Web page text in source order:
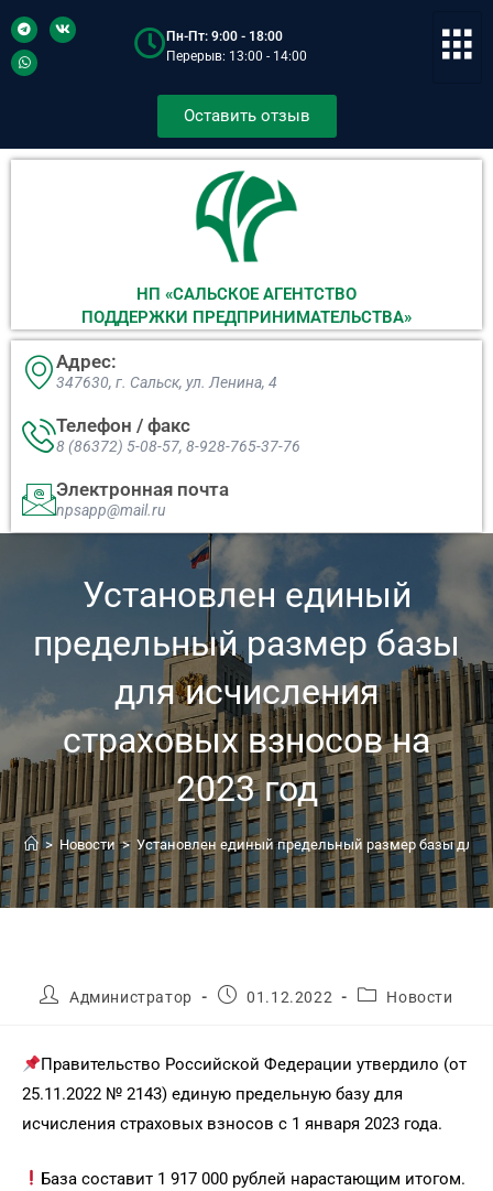
Пн-Пт: 9:00 - 18:00
Перерыв: 13:00 - 14:00
Оставить отзыв
НП «САЛЬСКОЕ АГЕНТСТВО
ПОДДЕРЖКИ ПРЕДПРИНИМАТЕЛЬСТВА»
Адрес:
347630, г. Сальск, ул. Ленина, 4​
Телефон / факс
8 (86372) 5-08-57, 8-928-765-37-76
Электронная почта
npsapp@mail.ru
Установлен единый
предельный размер базы
для исчисления
страховых взносов на
2023 год
> Новости > Установлен единый предельный размер базы для
Администратор 01.12.2022 Новости
Правительство Российской Федерации утвердило (от
25.11.2022 № 2143) единую предельную базу для
исчисления страховых взносов с 1 января 2023 года.
База составит 1 917 000 рублей нарастающим итогом.